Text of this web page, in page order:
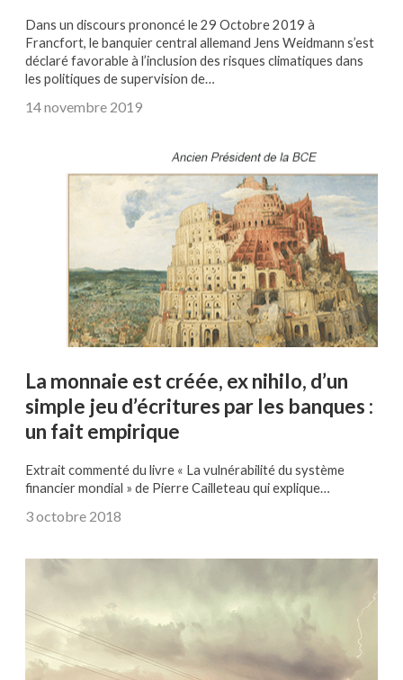
Dans un discours prononcé le 29 Octobre 2019 à
Francfort, le banquier central allemand Jens Weidmann s’est
déclaré favorable à l’inclusion des risques climatiques dans
les politiques de supervision de…
14 novembre 2019
La monnaie est créée, ex nihilo, d’un
simple jeu d’écritures par les banques :
un fait empirique
Extrait commenté du livre « La vulnérabilité du système
financier mondial » de Pierre Cailleteau qui explique…
3 octobre 2018